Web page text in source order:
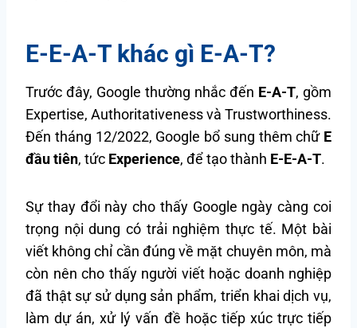
E-E-A-T khác gì E-A-T?
Trước đây, Google thường nhắc đến E-A-T, gồm
Expertise, Authoritativeness và Trustworthiness.
Đến tháng 12/2022, Google bổ sung thêm chữ E
đầu tiên, tức Experience, để tạo thành E-E-A-T.
Sự thay đổi này cho thấy Google ngày càng coi
trọng nội dung có trải nghiệm thực tế. Một bài
viết không chỉ cần đúng về mặt chuyên môn, mà
còn nên cho thấy người viết hoặc doanh nghiệp
đã thật sự sử dụng sản phẩm, triển khai dịch vụ,
làm dự án, xử lý vấn đề hoặc tiếp xúc trực tiếp